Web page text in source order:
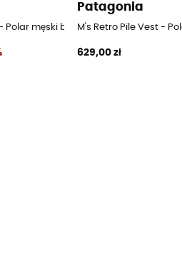
Polar męski bez rękawów
Patagonia
M's Retro Pile Vest -
629,00 zł